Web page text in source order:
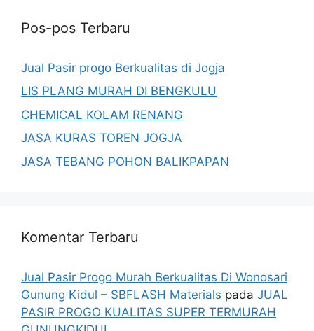
Pos-pos Terbaru
Jual Pasir progo Berkualitas di Jogja
LIS PLANG MURAH DI BENGKULU
CHEMICAL KOLAM RENANG
JASA KURAS TOREN JOGJA
JASA TEBANG POHON BALIKPAPAN
Komentar Terbaru
Jual Pasir Progo Murah Berkualitas Di Wonosari
Gunung Kidul – SBFLASH Materials pada JUAL
PASIR PROGO KUALITAS SUPER TERMURAH